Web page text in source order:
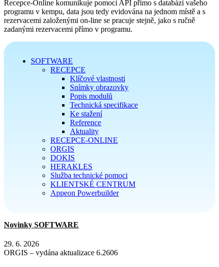
Recepce-Online komunikuje pomocí API přímo s databází vašeho
programu v kempu, data jsou tedy evidována na jednom místě a s
rezervacemi založenými on-line se pracuje stejně, jako s ručně
zadanými rezervacemi přímo v programu.
SOFTWARE
RECEPCE
Klíčové vlastnosti
Snímky obrazovky
Popis modulů
Technická specifikace
Ke stažení
Reference
Aktuality
RECEPCE-ONLINE
ORGIS
DOKIS
HERAKLES
Služba technické pomoci
KLIENTSKÉ CENTRUM
Appeon Powerbuilder
Novinky SOFTWARE
29. 6. 2026
ORGIS – vydána aktualizace 6.2606